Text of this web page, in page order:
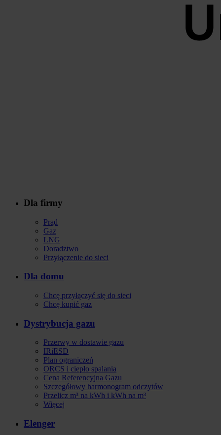
Dla firmy
Prąd
Gaz
LNG
Doradztwo
Przyłączenie do sieci
Dla domu
Chcę przyłączyć się do sieci
Chcę kupić gaz
Dystrybucja gazu
Przerwy w dostawie gazu
IRiESD
Plan ograniczeń
ORCS i ciepło spalania
Cena Referencyjna Gazu
Szczegółowy harmonogram odczytów
Przelicz m³ na kWh i kWh na m³
Więcej
Elenger